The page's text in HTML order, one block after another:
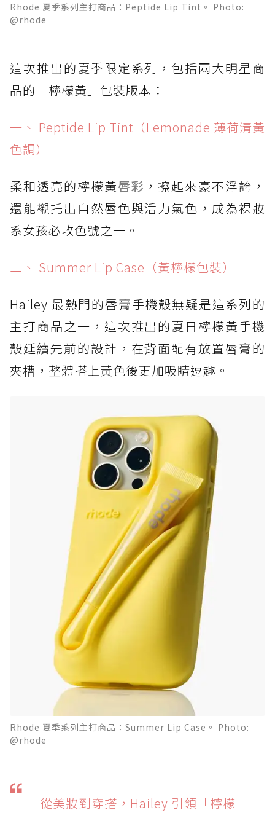
Rhode 夏季系列主打商品：Peptide Lip Tint。 Photo:
@rhode
這次推出的夏季限定系列，包括兩大明星商
品的「檸檬黃」包裝版本：
一、 Peptide Lip Tint（Lemonade 薄荷清黃
色調）
柔和透亮的檸檬黃唇彩 ，擦起來豪不浮誇，
還能襯托出自然唇色與活力氣色，成為裸妝
系女孩必收色號之一。
二、 Summer Lip Case（黃檸檬包裝）
Hailey 最熱門的唇膏手機殼無疑是這系列的
主打商品之一，這次推出的夏日檸檬黃手機
殼延續先前的設計，在背面配有放置唇膏的
夾槽，整體搭上黃色後更加吸睛逗趣。
Rhode 夏季系列主打商品：Summer Lip Case。 Photo:
@rhode
從美妝到穿搭，Hailey 引領「檸檬